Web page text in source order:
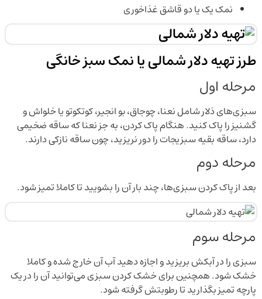
نمک یک یا دو قاشق غذاخوری
طرز تهیه دلار شمالی یا نمک سبز خانگی
مرحله اول
سبزی‌های دَلار شامل نعنا، چوجاق، بو انجیر، کوتکوتو یا خلواش و
گشنیز را پاک کنید. هنگام پاک کردن، به جز نعنا که ساقه ضخیمی
دارد، ساقه‌ بقیه سبزیجات را دور نریزید، چون ساقه نازکی دارند.
مرحله دوم
بعد از پاک کردن سبزی‌ها، چند بار آن را بشویید تا کاملا تمیز شود.
مرحله سوم
سبزی را در آبکش بریزید و اجازه دهید آب آن خارج شده و کاملا
خشک شود. همچنین برای خشک کردن سبزی می‌توانید آن را در یک
پارچه تمیز بگذارید تا رطوبتش گرفته شود.